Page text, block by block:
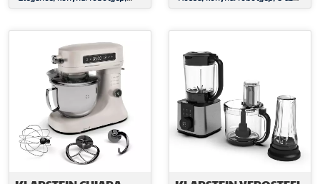
mixer, húsdaráló, 1800 W, BPA
1-ben 2000 W/2,7 PS, 10 L,